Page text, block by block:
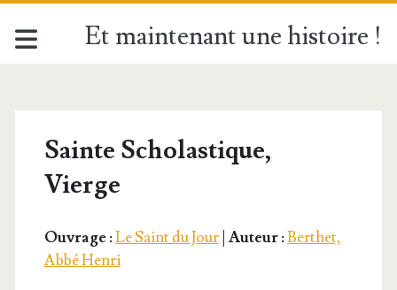
Et maintenant une histoire !
Sainte Scholastique,
Vierge
Ouvrage :Le Saint du Jour| Auteur :Berthet,
Abbé Henri